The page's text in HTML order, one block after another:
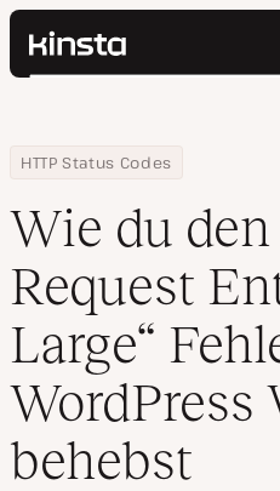
Kinsta®
Preise
Kontakt
Suchen
Home
Ressourcen Center
HTTP Status Codes
Wie du den „413 Request
Wie du den
Request
Large“
WordPress
behebst